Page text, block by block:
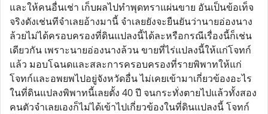
และให้คนอื่นเช่า เก็บผลไปทำพุดทราแผ่นขาย อันเป็นข้อเท็จ
จริงดังเช่นทีจำเลยอ้างมานี้ จำเลยยังจะยืนยันว่านายอ่องนาง
ล้วยไม่ได้ครอบครองที่ดินแปลงนี้ได้ละหรือกรณีเรื่องนี้ก็เช่น
เดียวกัน เพราะนายอ่องนางล้วน ขายที่ไร่แปลงนี้ให้แก่โจทก์
แล้ว มอบโฉนดและสละการครอบครองที่รายพิพาทให้แก่
โจทก์และอพยพไปอยู่จังหวัดอื่น ไม่เคยเข้ามาเกี่ยวข้องอะไร
ในที่ดินแปลงพิพาทนี้เลยตั้ง 40 ปี จนกระทั่งตายไปแล้วทั้งสอง
คนตัวจำเลยเองก็ไม่ได้เข้าไปเกี่ยวข้องในที่ดินแปลงนี้ โจทก์